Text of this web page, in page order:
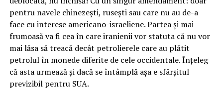
pentru navele chinezești, rusești sau care nu au de-a
face cu interese americano-israeliene. Partea și mai
frumoasă va fi cea în care iranienii vor statuta că nu vor
mai lăsa să treacă decât petrolierele care au plătit
petrolul în monede diferite de cele occidentale. Înțeleg
că asta urmează și dacă se întâmplă așa e sfârșitul
previzibil pentru SUA.